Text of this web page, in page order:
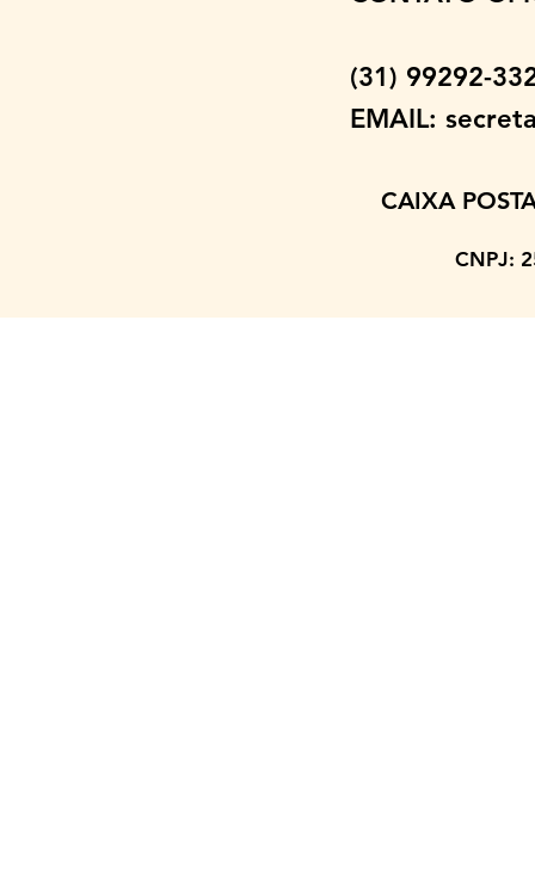
(31) 99292-
EMAIL:
CAIXA
CNPJ: